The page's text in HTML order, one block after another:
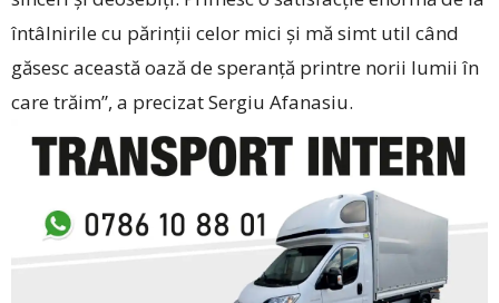
întâlnirile cu părinții celor mici și mă simt util când
găsesc această oază de speranță printre norii lumii în
care trăim”, a precizat Sergiu Afanasiu.